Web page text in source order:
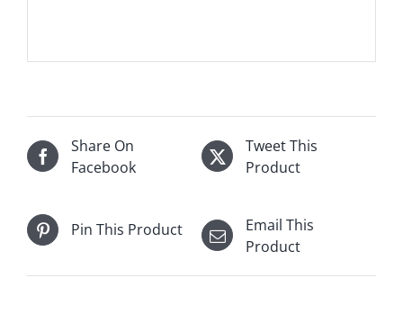
Share On
Facebook
Tweet This
Product
Pin This Product
Email This
Product